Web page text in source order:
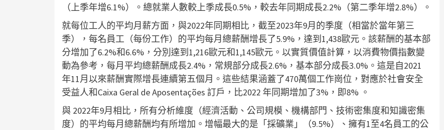
（上季年增6.1%）。總就業人數較上季成長0.5%，較去年同期成長2.2%（第二季年增2.8%）。
就每位工人的平均月薪方面，與2022年同期相比，截至2023年9月的季度（相當於當年第三
季），每名員工（每份工作）的平均每月總薪酬增長了5.9%，達到1,438歐元。該薪酬的基本部
分增加了6.2%和6.6%，分別達到1,216歐元和1,145歐元。以實質價值計算，以消費物價指數變
動為參考，每月平均總薪酬成長2.4%，常規部分成長2.6%，基本部分成長3.0%。這是自2021
年11月以來薪酬實際增長連續第五個月。這些結果涵蓋了470萬個工作崗位，對應於社會安全
受益人和Caixa Geral de Aposentações 訂戶，比2022 年同期增加了3%，即8% 。
與 2022年9月相比，所有分析維度（經濟活動、公司規模、機構部門、技術密集度和知識密集
度）的平均每月總薪酬均有所增加。增幅最大的是「採礦業」（9.5%）、擁有1至4名員工的公